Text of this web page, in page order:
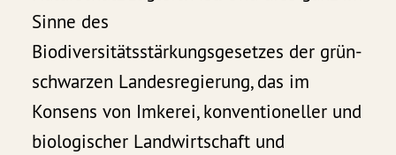
Sinne des
Biodiversitätsstärkungsgesetzes der grün-
schwarzen Landesregierung, das im
Konsens von Imkerei, konventioneller und
biologischer Landwirtschaft und